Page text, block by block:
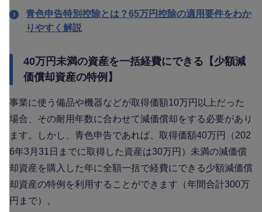
青色申告特別控除とは？65万円控除の適用要件をわか
りやすく解説
40万円未満の資産を一括経費にできる【少額減
価償却資産の特例】
事業に使う備品や機器などが取得価額10万円以上だった
場合、その耐用年数に合わせて減価償却をする必要があり
ます。しかし、青色申告であれば、取得価額40万円（202
6年3月31日までに取得した資産は30万円）未満の減価償
却資産を購入した年に全額一括で経費にできる少額減価償
却資産の特例を利用することができます（年間合計300万
円まで）。